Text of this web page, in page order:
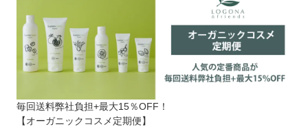
毎回送料弊社負担+最大15％OFF！
【オーガニックコスメ定期便】